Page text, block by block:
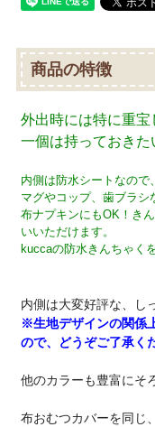
商品の特徴
外出時には特に重宝
一個は持っておき
内側は防水シートなので
マグやコップ、歯ブラシ
布ナプキンにもOK！き
いいただけます。
kuccaの防水きんちゃく
内側は大変好評な、し
※生地デザインの関係
ので、どうぞご了承く
他のカラーも豊富にそ
布おむつカバーを同じ